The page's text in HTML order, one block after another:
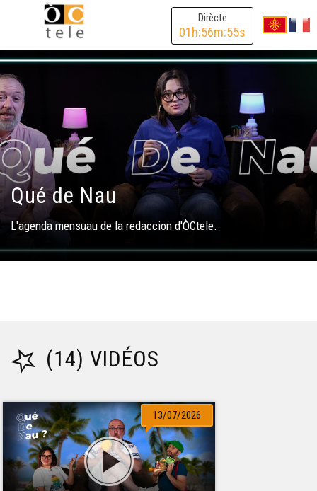
Dirècte
01h:56m:54s
Qué de Nau
L'agenda mensuau de la redaccion d'ÒCtele.
(14) VIDÉOS
13/07/2026